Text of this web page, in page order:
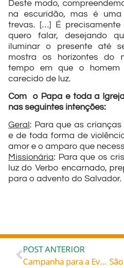
Deste modo,
na escuridão, mas é
trevas. […] É
quero falar, desejando
iluminar o presente até
mostra os horizontes do
tempo em que o homem
carecido de luz.
Com o Papa e toda a
nas seguintes intenções:
Geral : Para que as
e de toda forma de
amor e o amparo que
Missionária: Para que os
luz do Verbo encarnado,
para o advento do Salvador.
POST ANTERIOR
Campanha para a Evangelização – Explicada em escrito de Dom Orani João Tempesta